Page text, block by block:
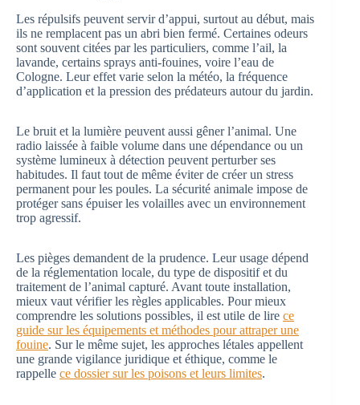
Les répulsifs peuvent servir d’appui, surtout au début, mais
ils ne remplacent pas un abri bien fermé. Certaines odeurs
sont souvent citées par les particuliers, comme l’ail, la
lavande, certains sprays anti-fouines, voire l’eau de
Cologne. Leur effet varie selon la météo, la fréquence
d’application et la pression des prédateurs autour du jardin.
Le bruit et la lumière peuvent aussi gêner l’animal. Une
radio laissée à faible volume dans une dépendance ou un
système lumineux à détection peuvent perturber ses
habitudes. Il faut tout de même éviter de créer un stress
permanent pour les poules. La sécurité animale impose de
protéger sans épuiser les volailles avec un environnement
trop agressif.
Les pièges demandent de la prudence. Leur usage dépend
de la réglementation locale, du type de dispositif et du
traitement de l’animal capturé. Avant toute installation,
mieux vaut vérifier les règles applicables. Pour mieux
comprendre les solutions possibles, il est utile de lire ce
guide sur les équipements et méthodes pour attraper une
fouine. Sur le même sujet, les approches létales appellent
une grande vigilance juridique et éthique, comme le
rappelle ce dossier sur les poisons et leurs limites.